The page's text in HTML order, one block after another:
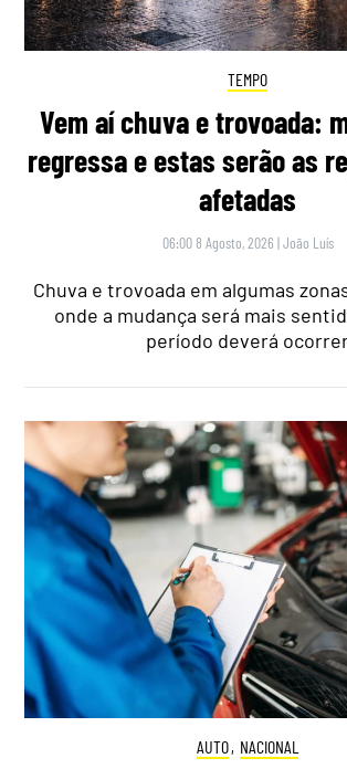
TEMPO
Vem aí chuva e trovoada:
regressa e estas serão as
afetadas
06:00 8 Agosto, 2026 |João Luís
Chuva e trovoada em algumas
onde a mudança será mais
período deverá
AUTO, NACIONAL